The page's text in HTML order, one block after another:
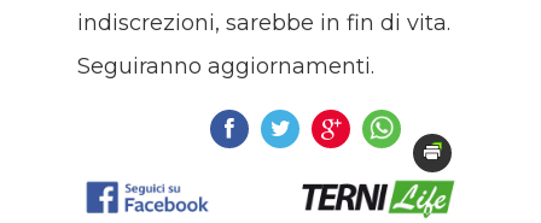
indiscrezioni, sarebbe in fin di vita.
Seguiranno aggiornamenti.